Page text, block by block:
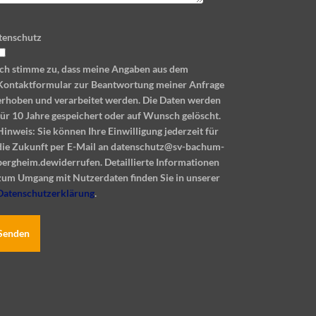
stimme zu, dass meine Angaben aus dem
zur Beantwortung meiner Anfrage
und verarbeitet werden. Die Daten werden
10 Jahre gespeichert oder auf Wunsch gelöscht.
Sie können Ihre Einwilligung jederzeit für
Zukunft per E-Mail an datenschutz@sv-bachum-
Detaillierte Informationen
Umgang mit Nutzerdaten finden Sie in unserer
.